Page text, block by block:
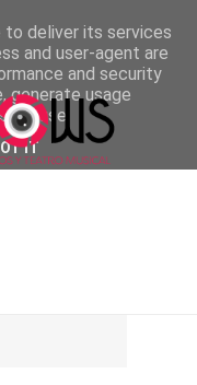
to deliver its services
and user-agent are
and security
generate usage
abuse.
IT